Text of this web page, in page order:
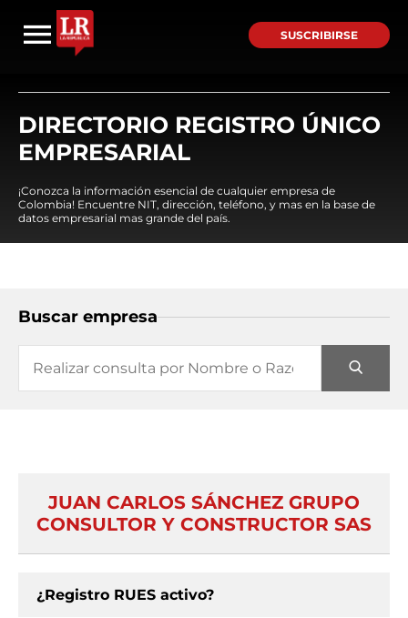
SUSCRIBIRSE
DIRECTORIO REGISTRO ÚNICO
EMPRESARIAL
¡Conozca la información esencial de cualquier empresa de
Colombia! Encuentre NIT, dirección, teléfono, y mas en la base de
datos empresarial mas grande del país.
Buscar empresa
JUAN CARLOS SÁNCHEZ GRUPO
CONSULTOR Y CONSTRUCTOR SAS
¿Registro RUES activo?